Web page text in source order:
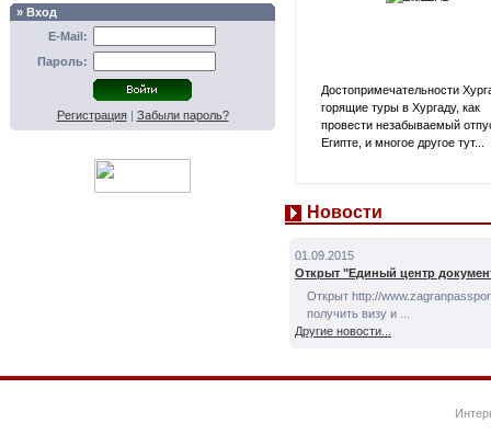
» Вход
E-Mail:
Пароль:
Регистрация| Забыли пароль?
Достопримечательности
горящие туры в Хургаду, как
провести незабываемый
Египте, и многое другое тут...
Новости
01.09.2015
Открыт "Единый центр
Открыт http://
получить визу и ...
Другие новости...